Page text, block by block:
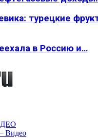
турецкие
в Россию и…
Видео